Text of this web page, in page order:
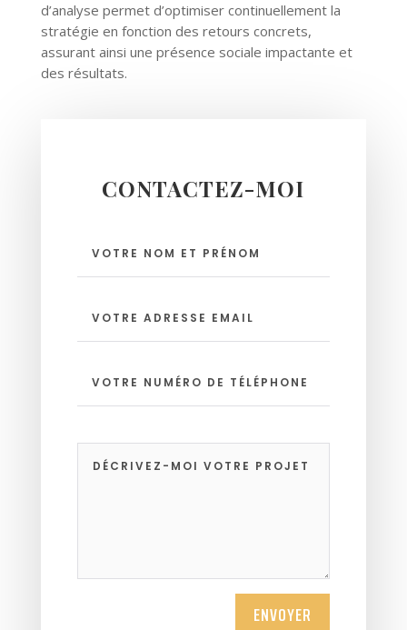
d’analyse permet d’optimiser continuellement la
stratégie en fonction des retours concrets,
assurant ainsi une présence sociale impactante et
des résultats.
CONTACTEZ-MOI
ENVOYER